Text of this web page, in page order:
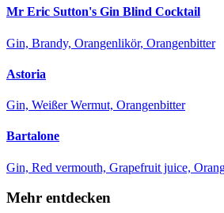
Mr Eric Sutton's Gin Blind Cocktail
Gin, Brandy, Orangenlikör, Orangenbitter
Astoria
Gin, Weißer Wermut, Orangenbitter
Bartalone
Gin, Red vermouth, Grapefruit juice,
Mehr entdecken